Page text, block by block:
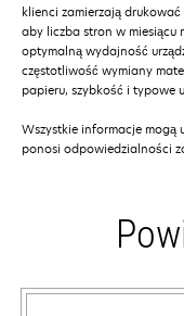
klienci zamierzają drukować
aby liczba stron w miesiącu
optymalną wydajność
częstotliwość wymiany
papieru, szybkość i typowe
Wszystkie informacje mogą
ponosi odpowiedzialności